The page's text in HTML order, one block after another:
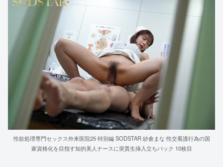
性欲処理専門セックス外来医院25 特別編 SODSTAR 紗倉まな 性交看護行為の国
家資格化を目指す知的美人ナースに突貫生挿入立ちバック 10枚目